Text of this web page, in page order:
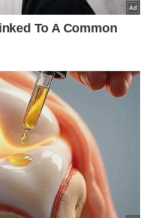
vazamento em
saco resistente,
ao padrão da descarga
a água resolverá tudo.
o fluxo fica
para
a durabilidade de
escoamento da casa